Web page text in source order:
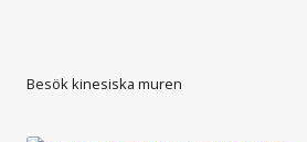
Besök kinesiska muren